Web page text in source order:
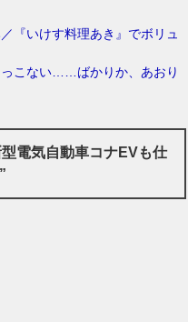
『いけす料理あき』でボリュ
こない……ばかりか、あおり
電気自動車コナEVも仕